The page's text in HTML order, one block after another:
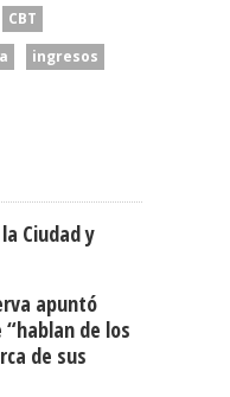
CBT
ingresos
Ciudad y
apuntó
de los
de sus